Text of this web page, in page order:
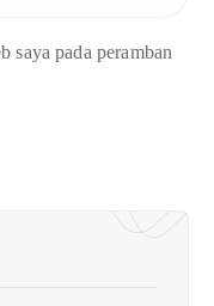
saya pada peramban